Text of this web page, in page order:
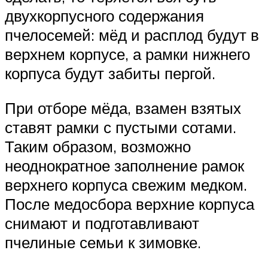
двухкорпусного содержания
пчелосемей: мёд и расплод будут в
верхнем корпусе, а рамки нижнего
корпуса будут забиты пергой.
При отборе мёда, взамен взятых
ставят рамки с пустыми сотами.
Таким образом, возможно
неоднократное заполнение рамок
верхнего корпуса свежим медком.
После медосбора верхние корпуса
снимают и подготавливают
пчелиные семьи к зимовке.